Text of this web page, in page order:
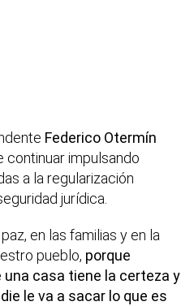
Federico Otermín
continuar impulsando
a la regularización
jurídica.
en las familias y en la
pueblo, porque
una casa tiene la certeza y
le va a sacar lo que es